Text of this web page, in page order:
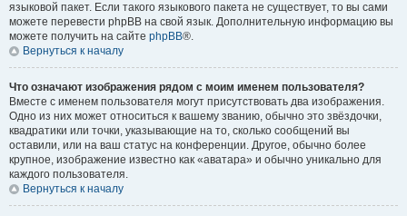
языковой пакет. Если такого языкового пакета не существует, то вы сами
можете перевести phpBB на свой язык. Дополнительную информацию вы
можете получить на сайте phpBB®.
Вернуться к началу
Что означают изображения рядом с моим именем пользователя?
Вместе с именем пользователя могут присутствовать два изображения.
Одно из них может относиться к вашему званию, обычно это звёздочки,
квадратики или точки, указывающие на то, сколько сообщений вы
оставили, или на ваш статус на конференции. Другое, обычно более
крупное, изображение известно как «аватара» и обычно уникально для
каждого пользователя.
Вернуться к началу